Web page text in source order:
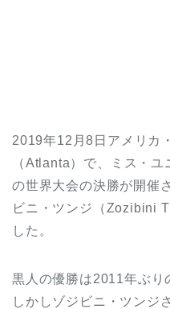
2019年12月8日アメリカ
（Atlanta）で、ミス・
の世界大会の決勝が開催
ビニ・ツンジ（Zozibini
した。
黒人の優勝は2011年ぶり
しかしゾジビニ・ツンジ